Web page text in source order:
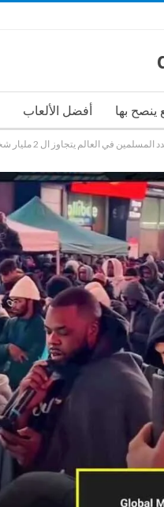
ينصح بها أفضل الألعاب
في العالم يتجاوز ال 2 مليار شخص 25% من تعداد سكان العالم